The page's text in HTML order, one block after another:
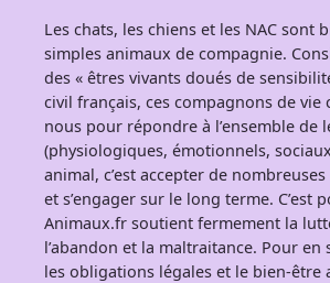
Les chats, les chiens et les NAC sont
simples animaux de compagnie.
des « êtres vivants doués de
civil français, ces compagnons de vie
nous pour répondre à l’ensemble de
(physiologiques, émotionnels,
animal, c’est accepter de
et s’engager sur le long terme. C’est
Animaux.fr soutient fermement la
l’abandon et la maltraitance. Pour en
les obligations légales et le bien-être